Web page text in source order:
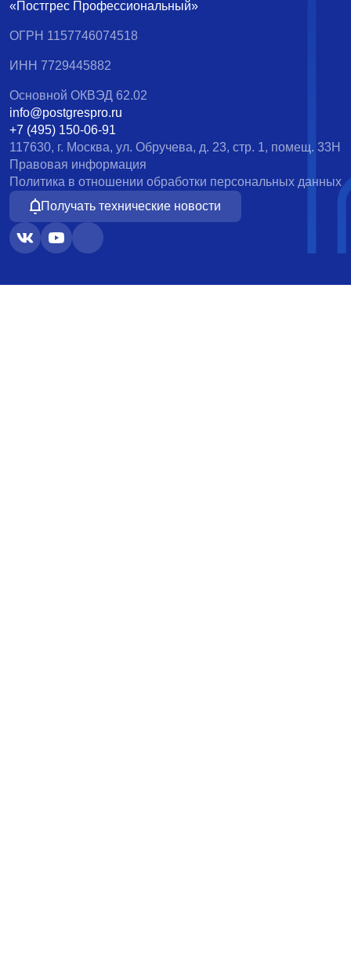
«Постгрес Профессиональный»
ОГРН 1157746074518
ИНН 7729445882
Основной ОКВЭД 62.02
info@postgrespro.ru
+7 (495) 150-06-91
117630, г. Москва, ул. Обручева, д. 23, стр. 1, помещ. 33Н
Правовая информация
Политика в отношении обработки персональных данных
Получать технические новости